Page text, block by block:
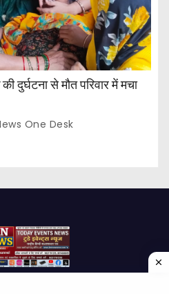
दुर्घटना से मौत परिवार में मचा
One Desk